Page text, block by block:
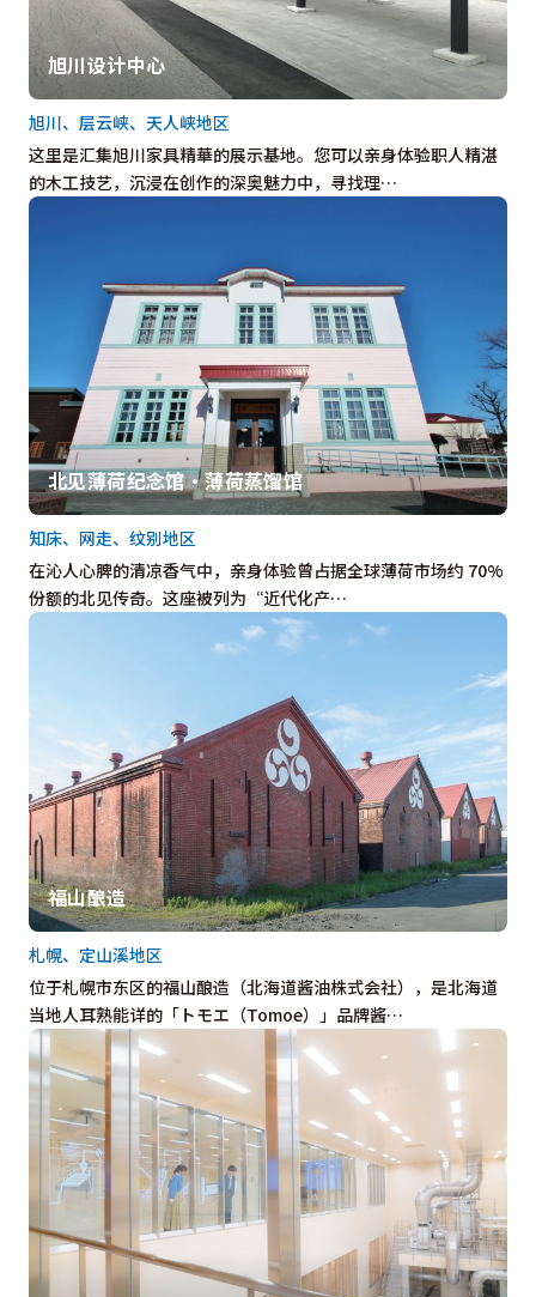
旭川设计中心
这里是汇集旭川家具精華的展示基地。您可以亲身体验职人精湛
的木工技艺，沉浸在创作的深奥魅力中，寻找理…
旭川、层云峡、天人峡地区
北见薄荷纪念馆・薄荷蒸馏馆
在沁人心脾的清凉香气中，亲身体验曾占据全球薄荷市场约 70%
份额的北见传奇。这座被列为“近代化产…
知床、网走、纹别地区
福山酿造
位于札幌市东区的福山酿造（北海道酱油株式会社），是北海道
当地人耳熟能详的「トモエ（Tomoe）」品牌酱…
札幌、定山溪地区